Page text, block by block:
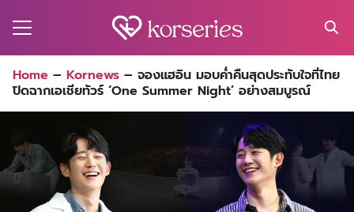
for:
Home – Kornews – จองแฮอิน มอบค่ำคืนสุดประทับใจที่ไทย
ปิดฉากเอเชียทัวร์ ‘One Summer Night’ อย่างสมบูรณ์